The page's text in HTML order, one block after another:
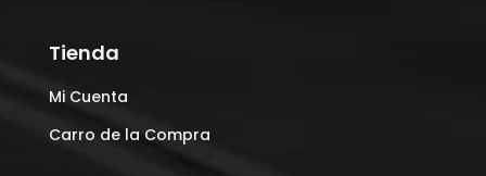
Tienda
Mi Cuenta
Carro de la Compra